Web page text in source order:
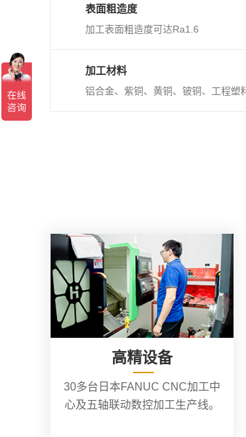
表面粗造度
加工表面粗造度可达Ra1.6
加工材料
铝合金、紫铜、黄铜、铍铜、工程塑
高精设备
30多台日本FANUC CNC加工中
心及五轴联动数控加工生产线。